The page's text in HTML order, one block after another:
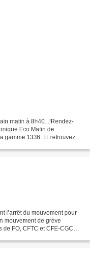
matin à 8h40...!Rendez-
Eco Matin de
gamme 1336. Et retrouvez
l’arrêt du mouvement pour
mouvement de grève
FO, CFTC et CFE-CGC